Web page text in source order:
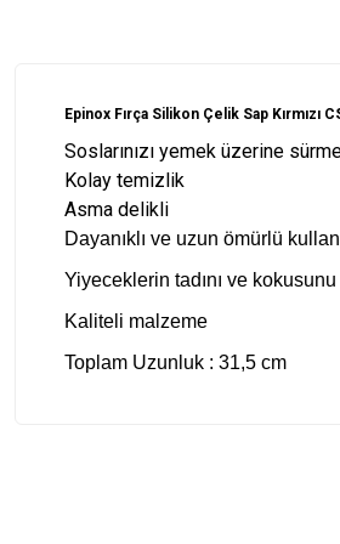
Epinox Fırça Silikon Çelik Sap Kırmızı
Soslarınızı yemek üzerine
Kolay temizlik
Asma delikli
Dayanıklı ve uzun ömürlü
Yiyeceklerin tadını ve
Kaliteli malzeme
Toplam Uzunluk : 31,5 cm